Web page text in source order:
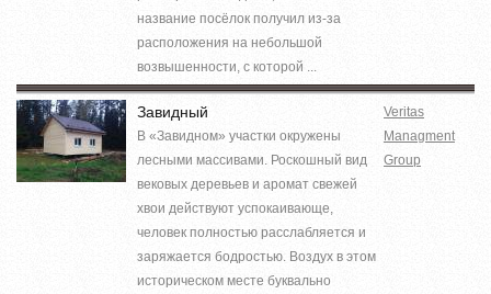
название посёлок получил из-за
расположения на небольшой
возвышенности, с которой ...
Завидный
В «Завидном» участки окружены
лесными массивами. Роскошный вид
вековых деревьев и аромат свежей
хвои действуют успокаивающе,
человек полностью расслабляется и
заряжается бодростью. Воздух в этом
историческом месте буквально
Veritas
Managment
Group